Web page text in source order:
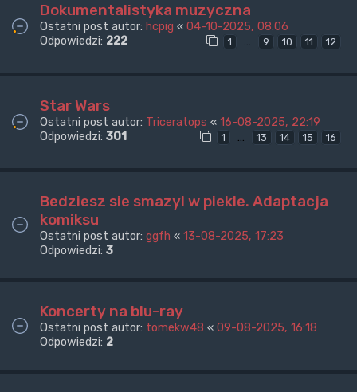
Dokumentalistyka muzyczna
Ostatni post autor: hcpig « 04-10-2025, 08:06
Odpowiedzi: 222 1 … 9 10 11 12
Star Wars
Ostatni post autor: Triceratops « 16-08-2025, 22:19
Odpowiedzi: 301 1 … 13 14 15 16
Bedziesz sie smazyl w piekle. Adaptacja
komiksu
Ostatni post autor: ggfh « 13-08-2025, 17:23
Odpowiedzi: 3
Koncerty na blu-ray
Ostatni post autor: tomekw48 « 09-08-2025, 16:18
Odpowiedzi: 2